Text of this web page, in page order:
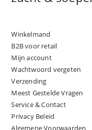
Winkelmand
B2B voor retail
Mijn account
Wachtwoord vergeten
Verzending
Meest Gestelde Vragen
Service & Contact
Privacy Beleid
Algemene Voorwaarden